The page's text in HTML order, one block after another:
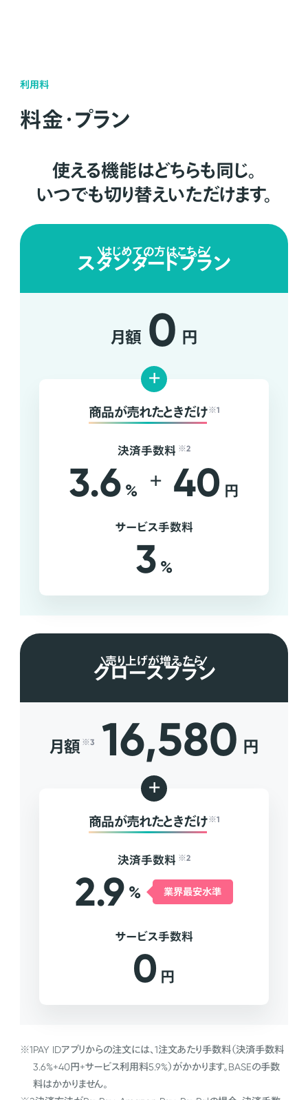
利用料
料金・プラン
使える機能はどちらも同じ。
いつでも切り替えいただけます。
はじめての方はこちら
スタンダードプラン
月額 0 円
+
商品が売れたときだけ ※1
決済手数料 ※2
3.6 % + 40 円
サービス手数料
3 %
売り上げが増えたら
グロースプラン
月額 ※3 16,580 円
+
商品が売れたときだけ ※1
決済手数料 ※2
2.9 % 業界最安水準
サービス手数料
0 円
※1PAY IDアプリからの注文には、1注文あたり手数料（決済手数料
3.6%+40円+サービス利用料5.9%）がかかります。BASEの手数
料はかかりません。